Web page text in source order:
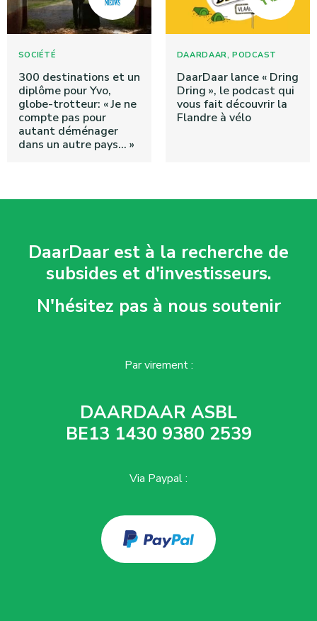
SOCIÉTÉ
300 destinations et un
diplôme pour Yvo,
globe-trotteur: « Je ne
compte pas pour
autant déménager
dans un autre pays… »
DAARDAAR,PODCAST
DaarDaar lance « Dring
Dring », le podcast qui
vous fait découvrir la
Flandre à vélo
DaarDaar est à la recherche de
subsides et d'investisseurs.
N'hésitez pas à nous soutenir
Par virement :
DAARDAAR ASBL
BE13 1430 9380 2539
Via Paypal :